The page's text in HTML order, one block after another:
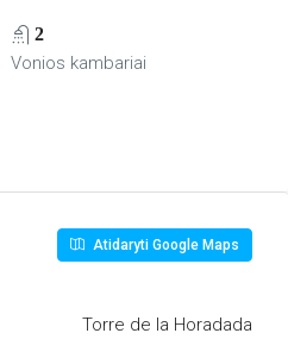
2
Vonios kambariai
Atidaryti Google Maps
Torre de la Horadada